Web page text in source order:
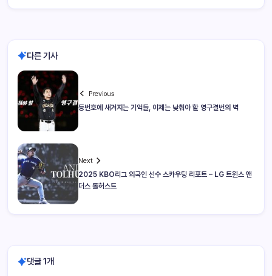
다른 기사
Previous
등번호에 새겨지는 기억들, 이제는 낮춰야 할 영구결번의 벽
Next
2025 KBO리그 외국인 선수 스카우팅 리포트 – LG 트윈스 앤
더스 톨허스트
댓글 1개